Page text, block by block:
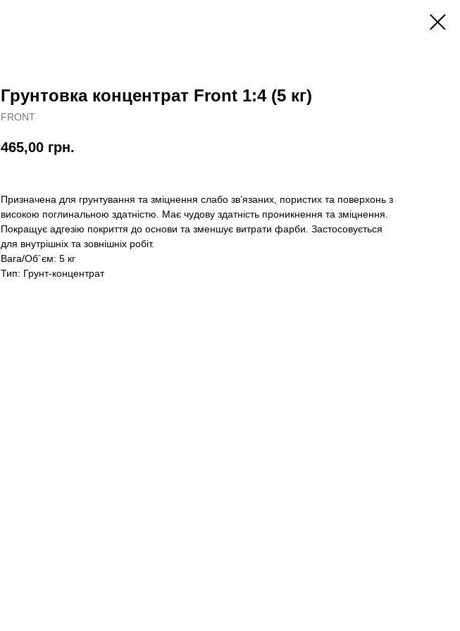
Грунтовка концентрат Front 1:4 (5 кг)
FRONT
465,00 грн.
Призначена для грунтування та зміцнення слабо зв’язаних, пористих та поверхонь з
високою поглинальною здатністю. Має чудову здатність проникнення та зміцнення.
Покращує адгезію покриття до основи та зменшує витрати фарби. Застосовується
для внутрішніх та зовнішніх робіт.
Вага/Об`єм: 5 кг
Тип: Грунт-концентрат